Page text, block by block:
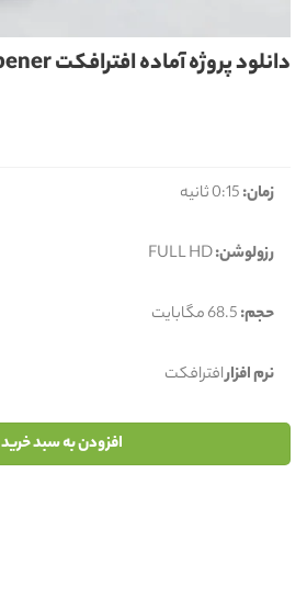
دانلود پروژه آماده افترافکت Opener لوگو الگانس
زمان:0:15 ثانیه
رزولوشن:FULL HD
حجم:68.5 مگابایت
نرم افزارافترافکت
افزودن به سبد خرید